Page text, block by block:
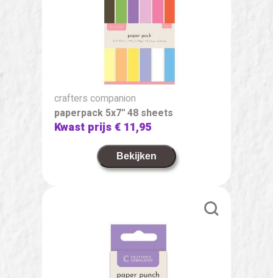
crafters companion
paperpack 5x7'' 48 sheets
Kwast prijs€ 11,95
Bekijken